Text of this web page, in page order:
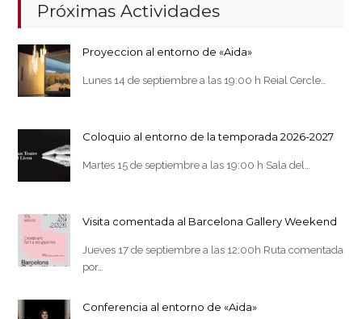
Próximas Actividades
Proyeccion al entorno de «Aida»
Lunes 14 de septiembre a las 19:00 h Reial Cercle…
Coloquio al entorno de la temporada 2026-2027
Martes 15 de septiembre a las 19:00 h Sala del…
Visita comentada al Barcelona Gallery Weekend
Jueves 17 de septiembre a las 12:00h Ruta comentada
por…
Conferencia al entorno de «Aida»